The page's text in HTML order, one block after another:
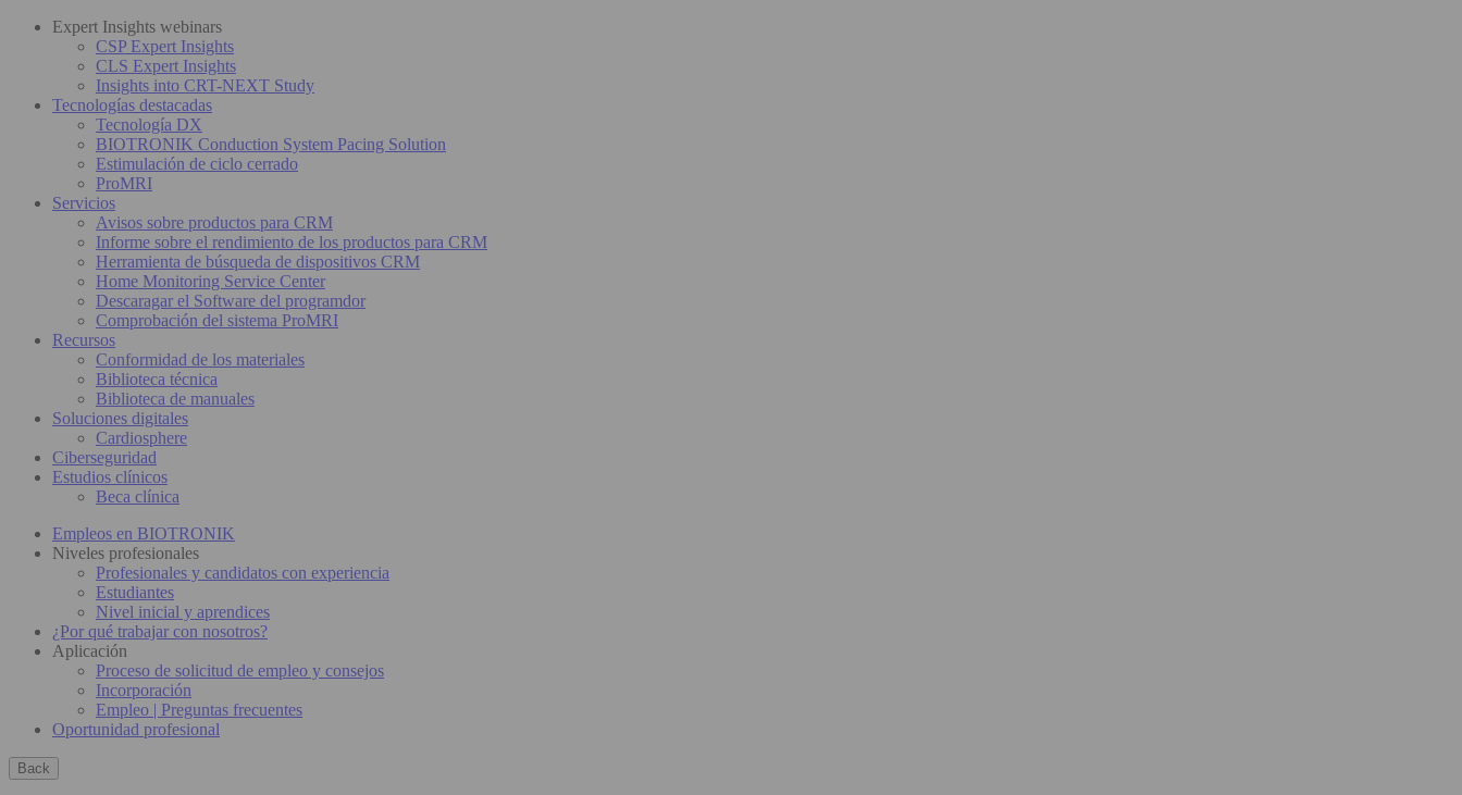
Expert Insights webinars
CSP Expert Insights
CLS Expert Insights
Insights into CRT-NEXT Study
Tecnologías destacadas
Tecnología DX
BIOTRONIK Conduction System Pacing Solution
Estimulación de ciclo cerrado
ProMRI
Servicios
Avisos sobre productos para CRM
Informe sobre el rendimiento de los productos para CRM
Herramienta de búsqueda de dispositivos CRM
Home Monitoring Service Center
Descaragar el Software del programdor
Comprobación del sistema ProMRI
Recursos
Conformidad de los materiales
Biblioteca técnica
Biblioteca de manuales
Soluciones digitales
Cardiosphere
Ciberseguridad
Estudios clínicos
Beca clínica
Empleos en BIOTRONIK
Niveles profesionales
Profesionales y candidatos con experiencia
Estudiantes
Nivel inicial y aprendices
¿Por qué trabajar con nosotros?
Aplicación
Proceso de solicitud de empleo y consejos
Incorporación
Empleo | Preguntas frecuentes
Oportunidad profesional
Back